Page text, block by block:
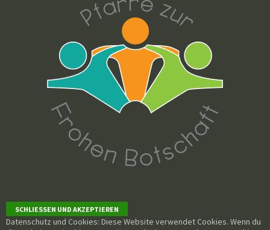
Datenschutz und Cookies: Diese Website verwendet Cookies. Wenn du